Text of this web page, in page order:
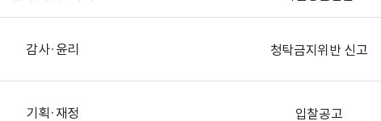
감사·윤리 청탁금지위반 신고
기획·재정 입찰공고